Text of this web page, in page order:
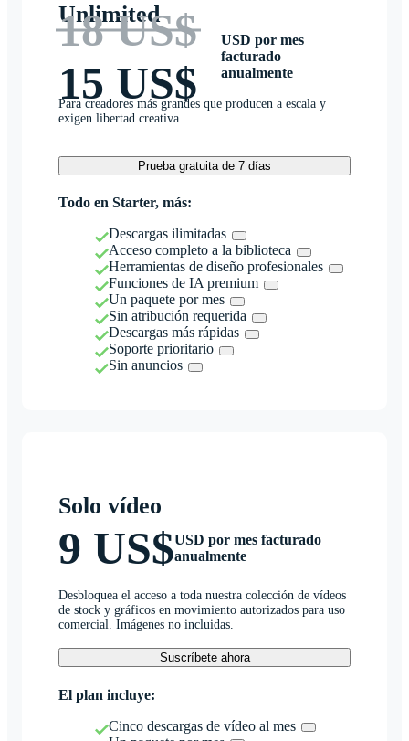
Unlimited
18 US$
15 US$
USD por mes
facturado
anualmente
Para creadores más grandes que producen a escala y
exigen libertad creativa
Prueba gratuita de 7 días
Todo en Starter, más:
Descargas ilimitadas
Acceso completo a la biblioteca
Herramientas de diseño profesionales
Funciones de IA premium
Un paquete por mes
Sin atribución requerida
Descargas más rápidas
Soporte prioritario
Sin anuncios
Solo vídeo
9 US$USD por mes facturado
anualmente
Desbloquea el acceso a toda nuestra colección de vídeos
de stock y gráficos en movimiento autorizados para uso
comercial. Imágenes no incluidas.
Suscríbete ahora
El plan incluye:
Cinco descargas de vídeo al mes